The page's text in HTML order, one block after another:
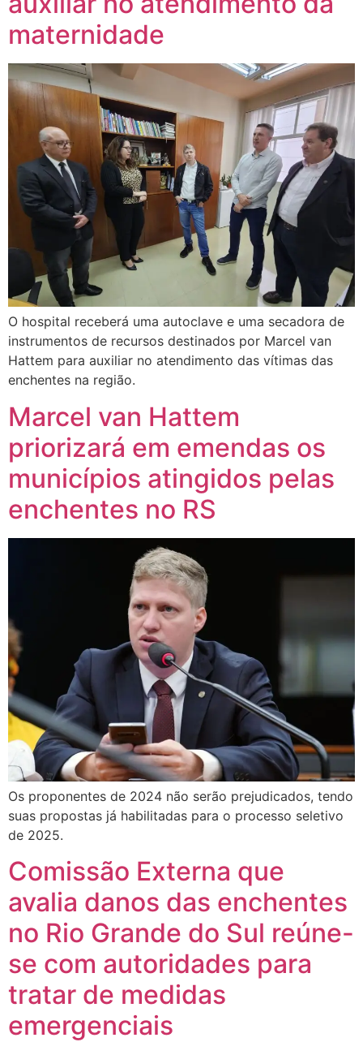
maternidade
O hospital receberá uma autoclave e uma secadora de
instrumentos de recursos destinados por Marcel van
Hattem para auxiliar no atendimento das vítimas das
enchentes na região.
Marcel van Hattem
priorizará em emendas os
municípios atingidos pelas
enchentes no RS
Os proponentes de 2024 não serão prejudicados, tendo
suas propostas já habilitadas para o processo seletivo
de 2025.
Comissão Externa que
avalia danos das enchentes
no Rio Grande do Sul reúne-
se com autoridades para
tratar de medidas
emergenciais